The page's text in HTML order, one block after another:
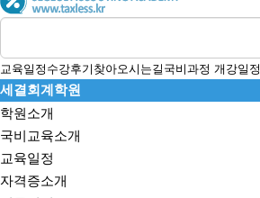
정수강후기찾아오시는길국비과정 개강일정 보기
세결회계학원
학원소개
국비교육소개
교육일정
자격증소개